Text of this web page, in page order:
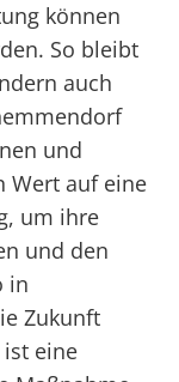
können
So bleibt
auch
und
Wert auf eine
um ihre
und den
in
Zukunft
eine